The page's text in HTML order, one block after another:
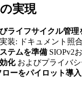
実現
ライフサイクル管理
装: ドキュメント照
テムを準備 SIOPv2
化およびプライバシ
ーをパイロット導入